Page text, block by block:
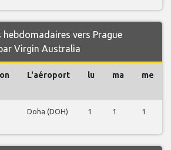
hebdomadaires vers Prague
Virgin Australia
L'aéroport lu ma me
Doha (DOH) 1 1 1